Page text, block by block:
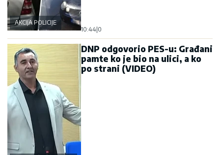
AKCIJA POLICIJE
10:44 0
DNP odgovorio PES-u: Građani
pamte ko je bio na ulici, a ko
po strani (VIDEO)